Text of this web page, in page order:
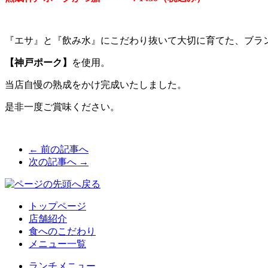
『エサ』と『飲み水』にこだわり抜いて大切に育てた、ブラ
【神戸ポーク】 を使用。
当店自慢の熟成をかけ完成いたしました。
是非一度ご賞味ください。
← 前の記事へ
次の記事へ →
トップページ
店舗紹介
食へのこだわり
メニュー一覧
ランチメニュー